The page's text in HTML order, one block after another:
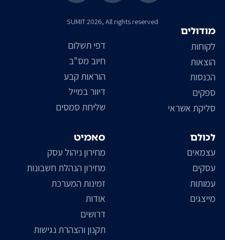
SUMIT 2026, All rights reserved
סאמיט
מחירון ניהול עסק
מחירון הנהלת חשבונות
זמינות המערכת
אודות
דרושים
תקנון והצהרת נגישות
דפי תשלום
חיוב מס"ב
הוראות קבע
דיוור במייל
שליחת סמסים
מודולים
לקוחות
הוצאות
הכנסות
ספקים
סליקת אשראי
לכולם
עצמאים
עסקים
עמותות
מייצגים